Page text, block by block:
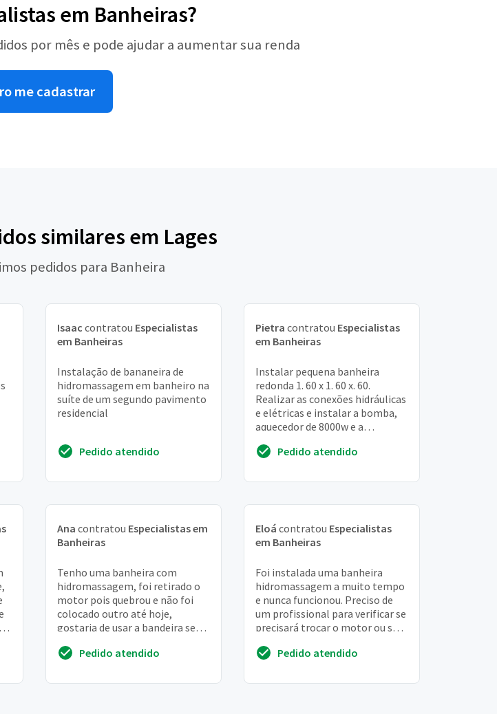
em Banheiras?
por mês e pode ajudar a aumentar sua renda
me cadastrar
similares em Lages
pedidos para Banheira
Isaac contratou Especialistas
em Banheiras
Instalação de bananeira de
hidromassagem em banheiro na
suíte de um segundo pavimento
residencial
Pedido atendido
Pietra contratou Especialistas
em Banheiras
Instalar pequena banheira
redonda 1. 60 x 1. 60 x. 60.
Realizar as conexões hidráulicas
e elétricas e instalar a bomba,
aquecedor de 8000w e a
separados do casco. Rea...
Pedido atendido
Ana contratou Especialistas em
Banheiras
Tenho uma banheira com
hidromassagem, foi retirado o
motor pois quebrou e não foi
colocado outro até hoje,
gostaria de usar a bandeira sem
que o circuito de ca...
Pedido atendido
Eloá contratou Especialistas
em Banheiras
Foi instalada uma banheira
hidromassagem a muito tempo
e nunca funcionou. Preciso de
um profissional para verificar se
precisará trocar o motor ou se
casa ...Pedido atendido